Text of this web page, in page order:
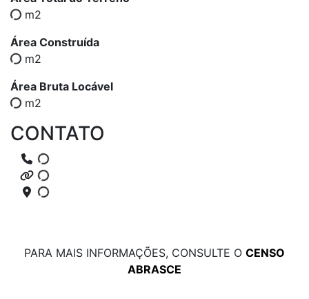
m2
Área Construída
m2
Área Bruta Locável
m2
CONTATO
PARA MAIS INFORMAÇÕES, CONSULTE O CENSO
ABRASCE